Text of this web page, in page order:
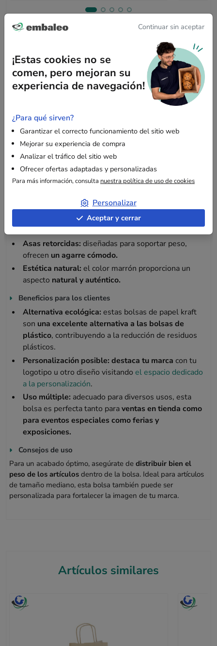
Descripción
¿Por qué elegir estas bolsas de papel kraft
Estas bolsas de papel kraft marrón con asas retorcidas son
perfectas para tiendas y comercios, ofreciendouna solución
de embalaje ecológica y práctica.
Características principales
Dimensiones prácticas:18 x 8 x 24 cm, ideal
artículos de tamaño medianocomo ropa, accesorios
Material resistente:fabricado en papel kraftde 100
esta bolsa essólida y resistente al desgarro
Asas retorcidas: diseñadas para soportar peso,
ofrecen un agarre cómodo.
Estética natural: el color marrón proporciona un
aspecto natural y auténtico.
Beneficios para los clientes
Alternativa ecológica: estas bolsas de papel kraft
son una excelente alternativa a las bolsas de
plástico, contribuyendo a la reducción de residuos
plásticos.
Personalización posible: destaca tu marca con tu
logotipo u otro diseño visitando el espacio dedicado
a la personalización.
Uso múltiple: adecuado para diversos usos, esta
bolsa es perfecta tanto paraventas en tienda como
para eventos especiales como ferias y
exposiciones.
Consejos de uso
Para un acabado óptimo, asegúrate dedistribuir bien el
peso de los artículos dentro de la bolsa. Ideal para artículos
de tamaño mediano, esta bolsa también puede ser
personalizada para fortalecer la imagen de tu marca.
Artículos similares
Continuar sin aceptar
¡Estas cookies no se
comen, pero mejoran su
experiencia de navegación!
¿Para qué sirven?
Garantizar el correcto funcionamiento del sitio web
Mejorar su experiencia de compra
Analizar el tráfico del sitio web
Ofrecer ofertas adaptadas y personalizadas
Para más información, consulta nuestra política de uso de cookies
Personalizar
Aceptar y cerrar